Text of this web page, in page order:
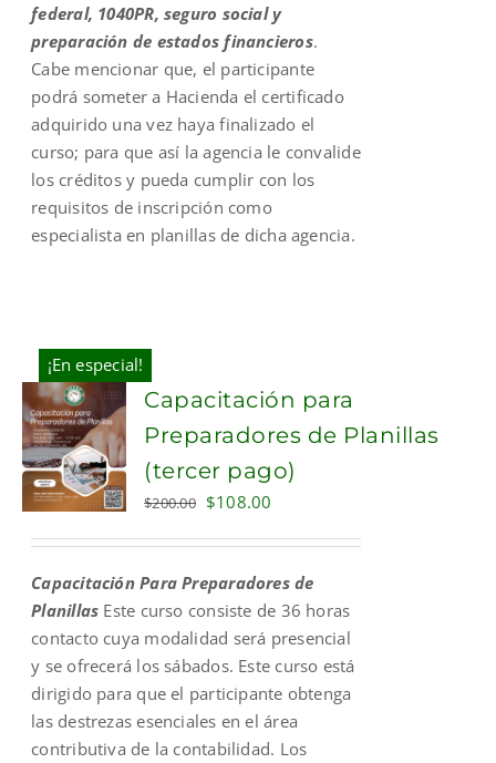
federal, 1040PR, seguro social y
preparación de estados financieros.
Cabe mencionar que, el participante
podrá someter a Hacienda el certificado
adquirido una vez haya finalizado el
curso; para que así la agencia le convalide
los créditos y pueda cumplir con los
requisitos de inscripción como
especialista en planillas de dicha agencia.
¡En especial!
ADD TO
CART
Capacitación para
Preparadores de Planillas
(tercer pago)
$200.00 Original
$200.00.
$108.00
$108.00.
Capacitación Para Preparadores de
Planillas Este curso consiste de 36 horas
contacto cuya modalidad será presencial
y se ofrecerá los sábados. Este curso está
dirigido para que el participante obtenga
las destrezas esenciales en el área
contributiva de la contabilidad. Los